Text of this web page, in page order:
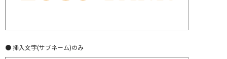
● 挿入文字(サブネーム)のみ